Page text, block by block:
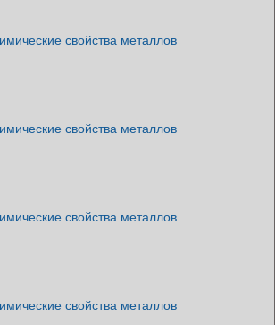
свойства металлов
свойства металлов
свойства металлов
свойства металлов